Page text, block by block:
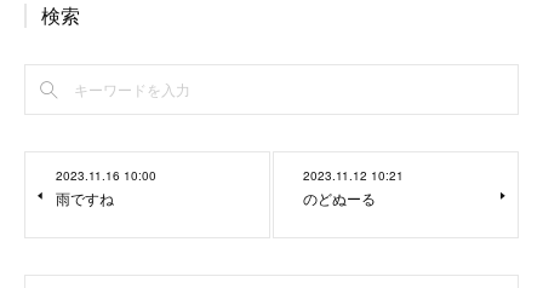
検索
2023.11.16 10:00
雨ですね
2023.11.12 10:21
のどぬーる